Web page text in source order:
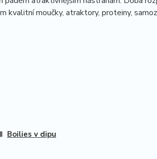
kvalitní moučky, atraktory, proteiny,
Boilies v dipu